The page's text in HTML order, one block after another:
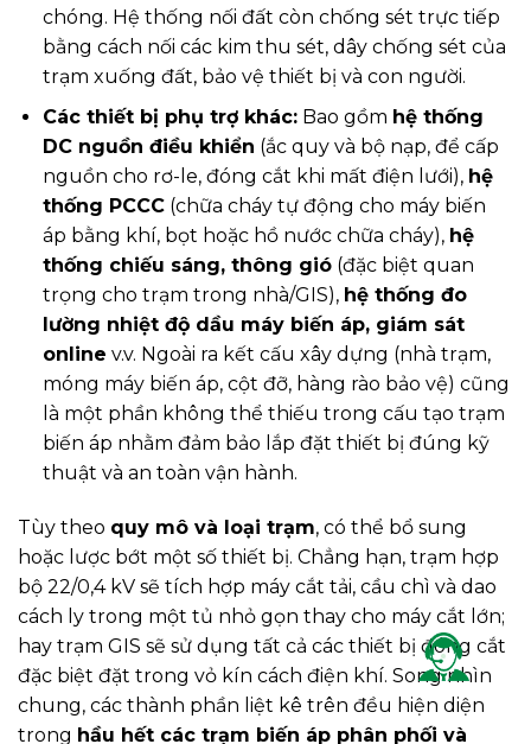
chóng. Hệ thống nối đất còn chống sét trực tiếp
bằng cách nối các kim thu sét, dây chống sét của
trạm xuống đất, bảo vệ thiết bị và con người.
Các thiết bị phụ trợ khác:Bao gồm hệ thống
DC nguồn điều khiển (ắc quy và bộ nạp, để cấp
nguồn cho rơ-le, đóng cắt khi mất điện lưới), hệ
thống PCCC(chữa cháy tự động cho máy biến
áp bằng khí, bọt hoặc hồ nước chữa cháy), hệ
thống chiếu sáng, thông gió(đặc biệt quan
trọng cho trạm trong nhà/GIS), hệ thống đo
lường nhiệt độ dầu máy biến áp, giám sát
online v.v. Ngoài ra kết cấu xây dựng (nhà trạm,
móng máy biến áp, cột đỡ, hàng rào bảo vệ) cũng
là một phần không thể thiếu trong cấu tạo trạm
biến áp nhằm đảm bảo lắp đặt thiết bị đúng kỹ
thuật và an toàn vận hành.
Tùy theo quy mô và loại trạm, có thể bổ sung
hoặc lược bớt một số thiết bị. Chẳng hạn, trạm hợp
bộ 22/0,4 kV sẽ tích hợp máy cắt tải, cầu chì và dao
cách ly trong một tủ nhỏ gọn thay cho máy cắt lớn;
hay trạm GIS sẽ sử dụng tất cả các thiết bị đóng cắt
đặc biệt đặt trong vỏ kín cách điện khí. Song nhìn
chung, các thành phần liệt kê trên đều hiện diện
trong hầu hết các trạm biến áp phân phối và